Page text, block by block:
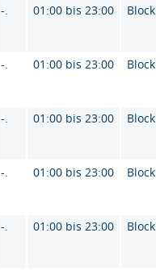
-. 01:00 bis 23:00 Block
-. 01:00 bis 23:00 Block
-. 01:00 bis 23:00 Block
-. 01:00 bis 23:00 Block
-. 01:00 bis 23:00 Block